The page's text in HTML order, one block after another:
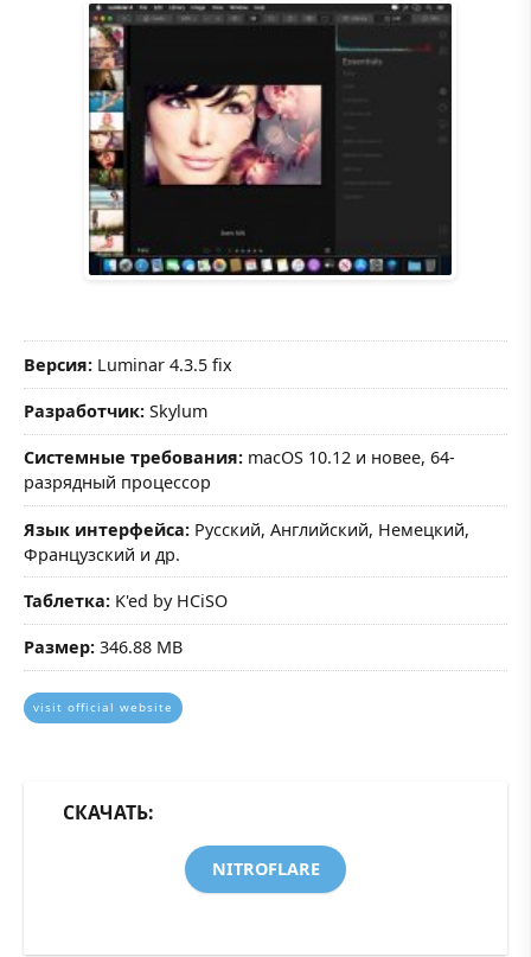
Версия: Luminar 4.3.5 fix
Разработчик: Skylum
Системные требования: macOS 10.12 и новее, 64-
разрядный процессор
Язык интерфейса: Русский, Английский, Немецкий,
Французский и др.
Таблетка: K'ed by HCiSO
Размер: 346.88 MB
visit official website
СКАЧАТЬ:
NITROFLARE